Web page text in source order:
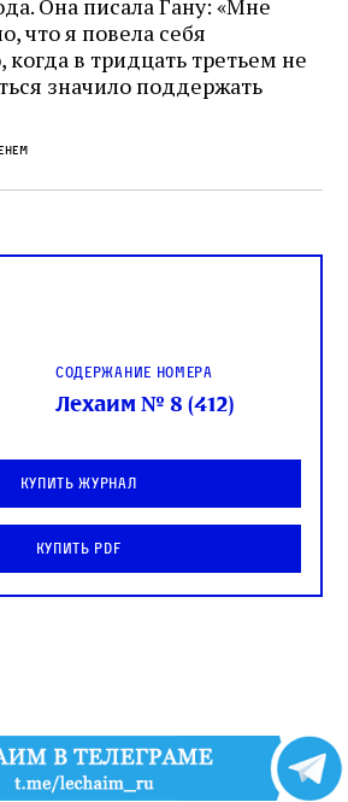
Она писала Гану: «Мне
что я повела себя
когда в тридцать третьем не
значило поддержать
Содержание номера
Лехаим № 8 (412)
Купить журнал
Купить PDF